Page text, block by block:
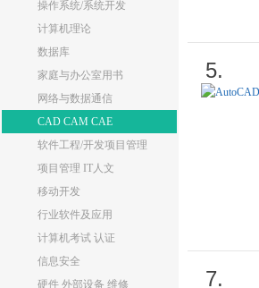
操作系统/系统开发
计算机理论
数据库
家庭与办公室用书
网络与数据通信
CAD CAM CAE
软件工程/开发项目管理
项目管理 IT人文
移动开发
行业软件及应用
计算机考试 认证
信息安全
硬件 外部设备 维修
5.
7.